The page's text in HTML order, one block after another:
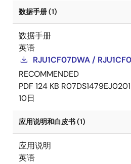
数据手册 (1)
数据手册
英语
RJU1CF07DWA /
RECOMMENDED
PDF 124 KB R07DS1479EJ0201
10日
应用说明和白皮书 (1)
应用说明
英语